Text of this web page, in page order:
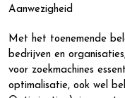
Aanwezigheid
Met het toenemende
bedrijven en
voor zoekmachines
optimalisatie, ook wel